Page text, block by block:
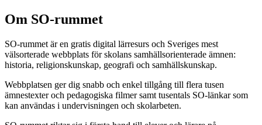
Om SO-rummet
SO-rummet är en gratis digital lärresurs och Sveriges mest
välsorterade webbplats för skolans samhällsorienterade ämnen:
historia, religionskunskap, geografi och samhällskunskap.
Webbplatsen ger dig snabb och enkel tillgång till flera tusen
ämnestexter och pedagogiska filmer samt tusentals SO-länkar som
kan användas i undervisningen och skolarbeten.